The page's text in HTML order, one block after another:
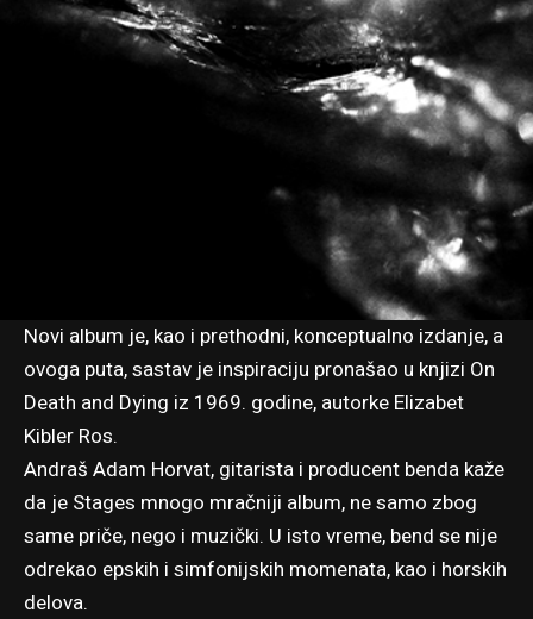
Novi album je, kao i prethodni, konceptualno izdanje, a
ovoga puta, sastav je inspiraciju pronašao u knjizi On
Death and Dying iz 1969. godine, autorke Elizabet
Kibler Ros.
Andraš Adam Horvat, gitarista i producent benda kaže
da je Stages mnogo mračniji album, ne samo zbog
same priče, nego i muzički. U isto vreme, bend se nije
odrekao epskih i simfonijskih momenata, kao i horskih
delova.